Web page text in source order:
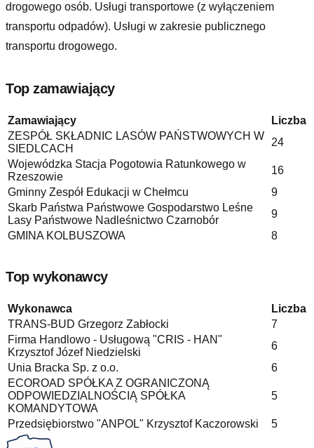
drogowego osób. Usługi transportowe (z wyłączeniem
transportu odpadów). Usługi w zakresie publicznego
transportu drogowego.
Top zamawiający
Zamawiający
Liczba
ZESPÓŁ SKŁADNIC LASÓW PAŃSTWOWYCH W
SIEDLCACH
24
Wojewódzka Stacja Pogotowia Ratunkowego w
Rzeszowie
16
Gminny Zespół Edukacji w Chełmcu
9
Skarb Państwa Państwowe Gospodarstwo Leśne
Lasy Państwowe Nadleśnictwo Czarnobór
9
GMINA KOLBUSZOWA
8
Top wykonawcy
Wykonawca
Liczba
TRANS-BUD Grzegorz Zabłocki
7
Firma Handlowo - Usługową "CRIS - HAN"
Krzysztof Józef Niedzielski
6
Unia Bracka Sp. z o.o.
6
ECOROAD SPÓŁKA Z OGRANICZONĄ
ODPOWIEDZIALNOŚCIĄ SPÓŁKA
KOMANDYTOWA
5
Przedsiębiorstwo "ANPOL" Krzysztof Kaczorowski 5